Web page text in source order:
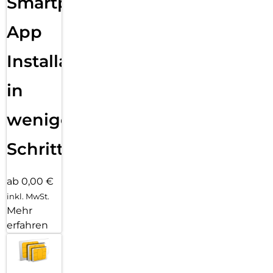
App
Installation
in
wenigen
Schritten
ab 0,00 €
inkl. MwSt.
Mehr
erfahren